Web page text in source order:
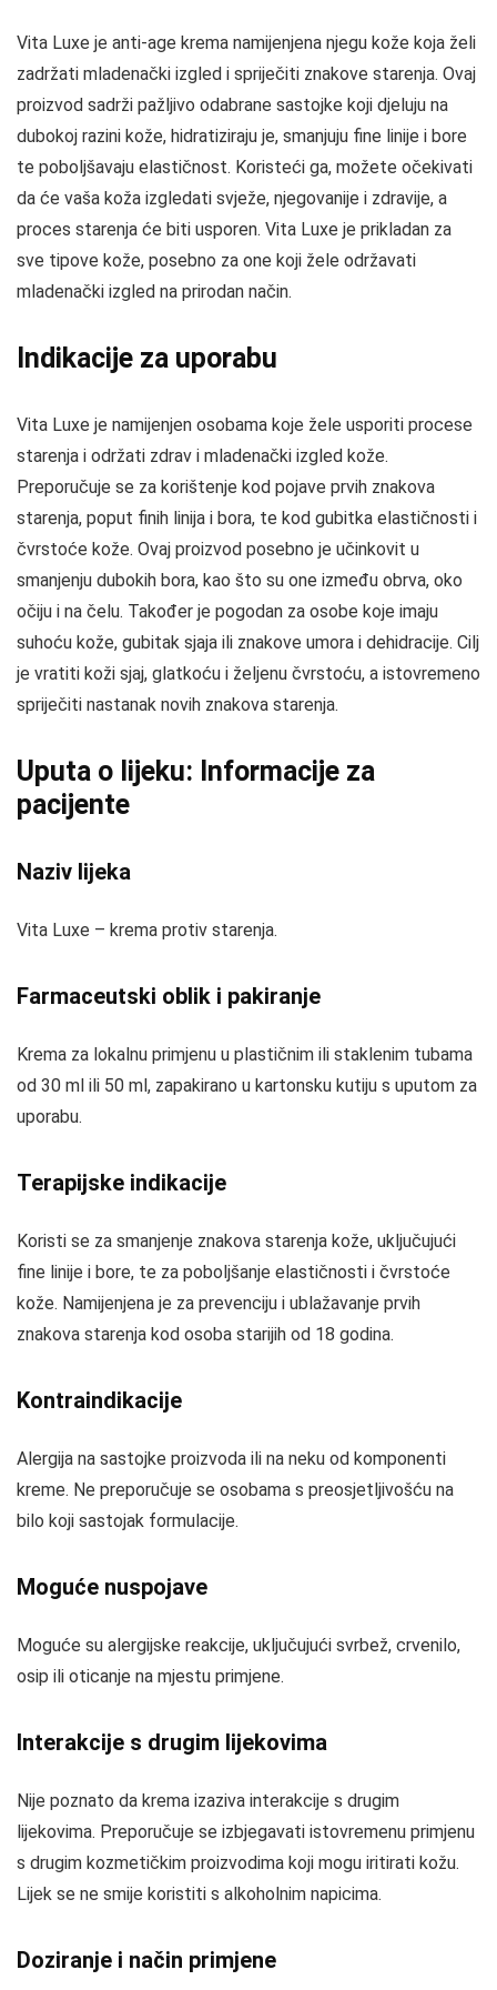
Vita Luxe je anti-age krema namijenjena njegu kože koja želi
zadržati mladenački izgled i spriječiti znakove starenja. Ovaj
proizvod sadrži pažljivo odabrane sastojke koji djeluju na
dubokoj razini kože, hidratiziraju je, smanjuju fine linije i bore
te poboljšavaju elastičnost. Koristeći ga, možete očekivati
da će vaša koža izgledati svježe, njegovanije i zdravije, a
proces starenja će biti usporen. Vita Luxe je prikladan za
sve tipove kože, posebno za one koji žele održavati
mladenački izgled na prirodan način.
Indikacije za uporabu
Vita Luxe je namijenjen osobama koje žele usporiti procese
starenja i održati zdrav i mladenački izgled kože.
Preporučuje se za korištenje kod pojave prvih znakova
starenja, poput finih linija i bora, te kod gubitka elastičnosti i
čvrstoće kože. Ovaj proizvod posebno je učinkovit u
smanjenju dubokih bora, kao što su one između obrva, oko
očiju i na čelu. Također je pogodan za osobe koje imaju
suhoću kože, gubitak sjaja ili znakove umora i dehidracije. Cilj
je vratiti koži sjaj, glatkoću i željenu čvrstoću, a istovremeno
spriječiti nastanak novih znakova starenja.
Uputa o lijeku: Informacije za
pacijente
Naziv lijeka
Vita Luxe – krema protiv starenja.
Farmaceutski oblik i pakiranje
Krema za lokalnu primjenu u plastičnim ili staklenim tubama
od 30 ml ili 50 ml, zapakirano u kartonsku kutiju s uputom za
uporabu.
Terapijske indikacije
Koristi se za smanjenje znakova starenja kože, uključujući
fine linije i bore, te za poboljšanje elastičnosti i čvrstoće
kože. Namijenjena je za prevenciju i ublažavanje prvih
znakova starenja kod osoba starijih od 18 godina.
Kontraindikacije
Alergija na sastojke proizvoda ili na neku od komponenti
kreme. Ne preporučuje se osobama s preosjetljivošću na
bilo koji sastojak formulacije.
Moguće nuspojave
Moguće su alergijske reakcije, uključujući svrbež, crvenilo,
osip ili oticanje na mjestu primjene.
Interakcije s drugim lijekovima
Nije poznato da krema izaziva interakcije s drugim
lijekovima. Preporučuje se izbjegavati istovremenu primjenu
s drugim kozmetičkim proizvodima koji mogu iritirati kožu.
Lijek se ne smije koristiti s alkoholnim napicima.
Doziranje i način primjene